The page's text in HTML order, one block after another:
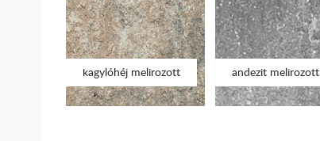
kagylóhéj melirozott andezit melirozott